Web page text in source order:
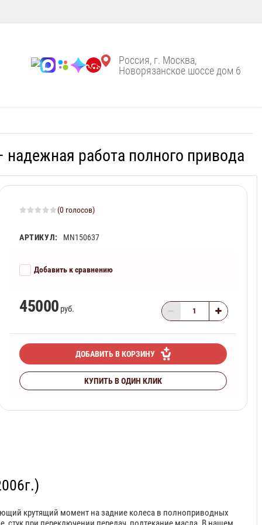
Россия, г. Москва,
Новорязанское шоссе дом 6
работа полного привода
(0 голосов)
АРТИКУЛ: MN150637
Добавить к сравнению
45000 руб.
ДОБАВИТЬ В КОРЗИНУ
КУПИТЬ В ОДИН КЛИК
крутящий момент на задние колеса в полноприводных